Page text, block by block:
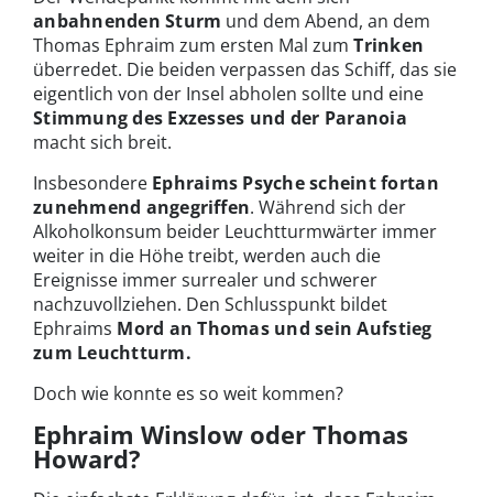
anbahnenden Sturm und dem Abend, an dem
Thomas Ephraim zum ersten Mal zum Trinken
überredet. Die beiden verpassen das Schiff, das sie
eigentlich von der Insel abholen sollte und eine
Stimmung des Exzesses und der Paranoia
macht sich breit.
Insbesondere Ephraims Psyche scheint fortan
zunehmend angegriffen. Während sich der
Alkoholkonsum beider Leuchtturmwärter immer
weiter in die Höhe treibt, werden auch die
Ereignisse immer surrealer und schwerer
nachzuvollziehen. Den Schlusspunkt bildet
Ephraims Mord an Thomas und sein Aufstieg
zum Leuchtturm.
Doch wie konnte es so weit kommen?
Ephraim Winslow oder Thomas
Howard?